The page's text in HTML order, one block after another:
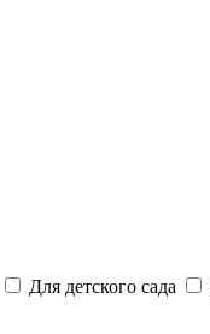
Для детского сада